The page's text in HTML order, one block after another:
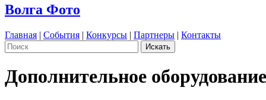
Волга Фото
Главная | События | Конкурсы | Партнеры | Контакты
Дополнительное